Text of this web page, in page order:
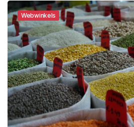
Webwinkels